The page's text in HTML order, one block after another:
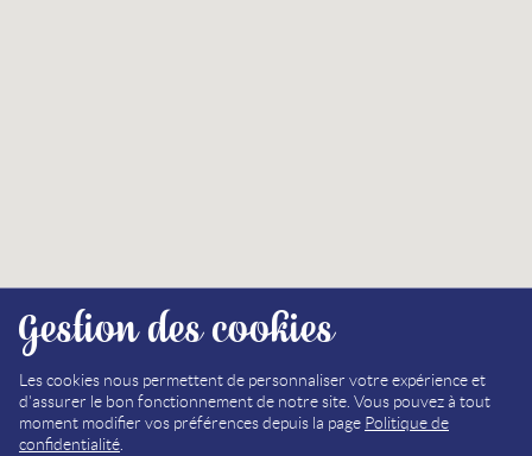
Gestion des cookies
Les cookies nous permettent de personnaliser votre expérience et
d'assurer le bon fonctionnement de notre site. Vous pouvez à tout
moment modifier vos préférences depuis la page Politique de
confidentialité